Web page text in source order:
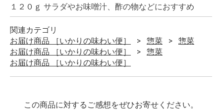
１２０ｇ サラダやお味噌汁、酢の物などにおすすめ
関連カテゴリ
お届け商品 ［いかりの味わい便］
惣菜
惣菜
お届け商品 ［いかりの味わい便］
惣菜
お届け商品 ［いかりの味わい便］
この商品に対するご感想をぜひお寄せください。